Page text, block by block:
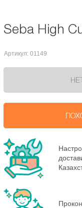
Seba High
Артикул: 01149